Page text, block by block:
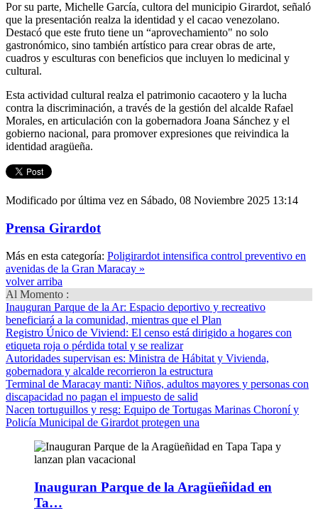
Por su parte, Michelle García, cultora del municipio Girardot, señaló
que la presentación realza la identidad y el cacao venezolano.
Destacó que este fruto tiene un “aprovechamiento" no solo
gastronómico, sino también artístico para crear obras de arte,
cuadros y esculturas con beneficios que incluyen lo medicinal y
cultural.
Esta actividad cultural realza el patrimonio cacaotero y la lucha
contra la discriminación, a través de la gestión del alcalde Rafael
Morales, en articulación con la gobernadora Joana Sánchez y el
gobierno nacional, para promover expresiones que reivindica la
identidad aragüeña.
Modificado por última vez en Sábado, 08 Noviembre 2025 13:14
Prensa Girardot
Más en esta categoría: Poligirardot intensifica control preventivo en
avenidas de la Gran Maracay »
volver arriba
Al Momento :
Inauguran Parque de la Ar: Espacio deportivo y recreativo
beneficiará a la comunidad, mientras que el Plan
Registro Único de Viviend: El censo está dirigido a hogares con
etiqueta roja o pérdida total y se realizar
Autoridades supervisan es: Ministra de Hábitat y Vivienda,
gobernadora y alcalde recorrieron la estructura
Terminal de Maracay manti: Niños, adultos mayores y personas con
discapacidad no pagan el impuesto de salid
Nacen tortuguillos y resg: Equipo de Tortugas Marinas Choroní y
Policía Municipal de Girardot protegen una
Inauguran Parque de la Aragüeñidad en
Ta…